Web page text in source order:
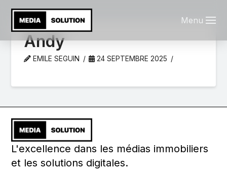
Menu
Andy
EMILE SEGUIN 24 SEPTEMBRE 2025
L'excellence dans les médias immobiliers
et les solutions digitales.